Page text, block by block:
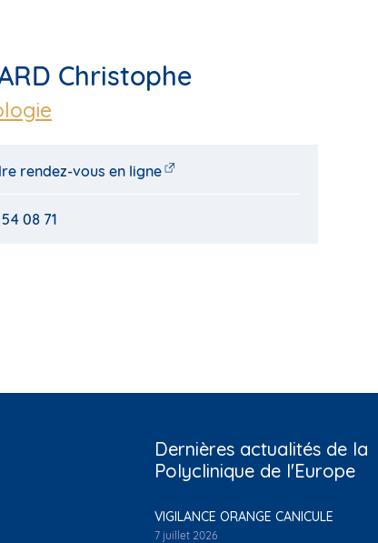
Christophe
rendez-vous en ligne
08 71
Dernières actualités de la
Polyclinique de l'Europe
VIGILANCE ORANGE CANICULE
7 juillet 2026